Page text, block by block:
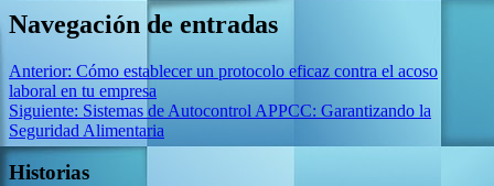
Navegación de entradas
Anterior: Cómo establecer un protocolo eficaz contra el acoso
laboral en tu empresa
Siguiente: Sistemas de Autocontrol APPCC: Garantizando la
Seguridad Alimentaria
Historias